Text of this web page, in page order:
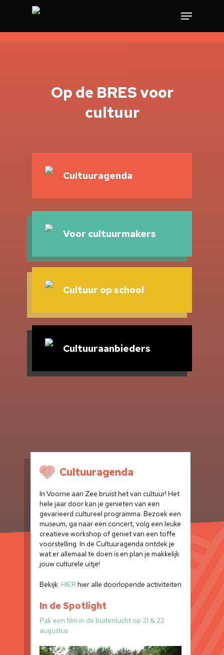
Op de BRES voor
cultuur
Cultuuragenda
Voor cultuurmakers
Cultuur op school
Cultuuraanbieders
Cultuuragenda
In Voorne aan Zee bruist het van cultuur! Het
hele jaar door kan je genieten van een
gevarieerd cultureel programma. Bezoek een
museum, ga naar een concert, volg een leuke
creatieve workshop of geniet van een toffe
voorstelling. In de Cultuuragenda ontdek je
wat er allemaal te doen is en plan je makkelijk
jouw culturele uitje!
Bekijk HIER hier alle doorlopende activiteiten
In de Spotlight
Pak een film in de buitenlucht op 21 & 22
augustus